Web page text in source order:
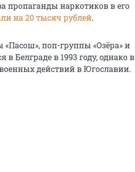
пропаганды наркотиков в его
на 20 тысяч рублей.
поп-группы «Озёра» и
Белграде в 1993 году, однако в
военных действий в Югославии.